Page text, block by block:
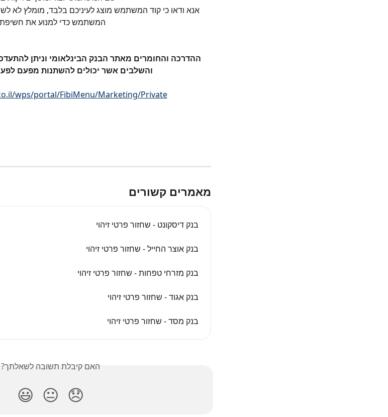
אנא ודאו כי קוד המשתמש מוצג לעיניכם בלבד, מומלץ לא
המשתמש כדי למנוע את
ההדרכה והחומרים מאתר הבנק הבינלאומי וניתן
והשלבים אשר יכולים להשתנות מפעם
wps/portal/FibiMenu/Marketing/Private
מאמרים קשורים
בנק דיסקונט - שחזור פרטי זיהוי
בנק אוצר החייל - שחזור פרטי זיהוי
בנק מזרחי טפחות - שחזור פרטי זיהוי
בנק אגוד - שחזור פרטי זיהוי
בנק מסד - שחזור פרטי זיהוי
האם קיבלת תשובה לשאלתך?
😞
😐
😃